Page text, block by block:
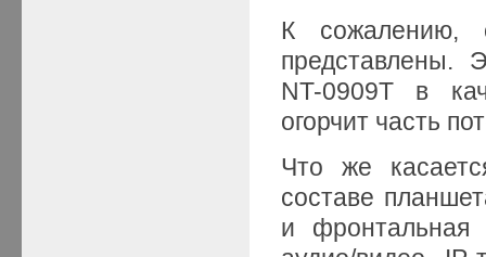
К сожалению,
представлены.
NT-0909T в
огорчит часть
Что же
составе
и